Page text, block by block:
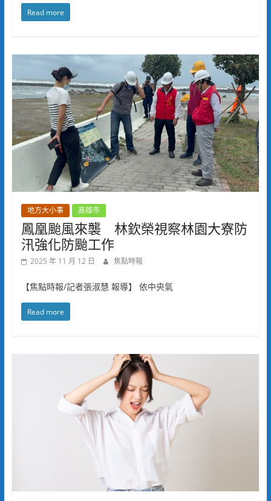
Read more
地方大小事 高雄市
鳳凰颱風來襲 林欽榮視察林園大寮防
汛強化防颱工作
2025 年 11 月 12 日 焦點時報
【焦點時報/記者張淑慧 報導】 依中央氣
Read more